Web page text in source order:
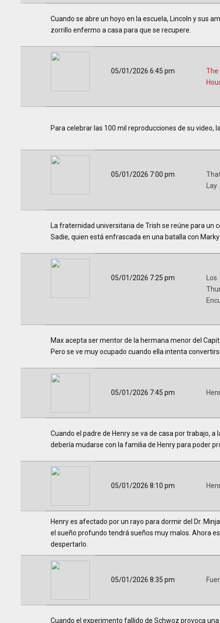
Cuando se abre un hoyo en la escuela, Lincoln y sus
zorrillo enfermo a casa para que se recupere.
05/01/2026 6:45 pm
The
Para celebrar las 100 mil reproducciones de su video,
05/01/2026 7:00 pm
Lay
La fraternidad universitaria de Trish se reúne para un
Sadie, quien está enfrascada en una batalla con
05/01/2026 7:25 pm
Los
Max acepta ser mentor de la hermana menor del
Pero se ve muy ocupado cuando ella intenta
05/01/2026 7:45 pm
Cuando el padre de Henry se va de casa por trabajo,
debería mudarse con la familia de Henry para poder
05/01/2026 8:10 pm
Henry es afectado por un rayo para dormir del Dr.
el sueño profundo tendrá sueños muy malos. Ahora
despertarlo.
05/01/2026 8:35 pm
Cuando el experimento fallido de Schwoz provoca